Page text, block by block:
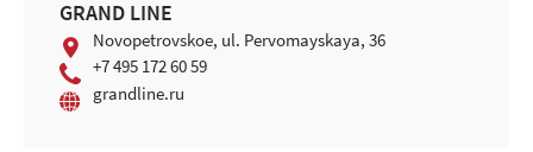
GRAND LINE
Novopetrovskoe, ul. Pervomayskaya, 36
+7 495 172 60 59
grandline.ru